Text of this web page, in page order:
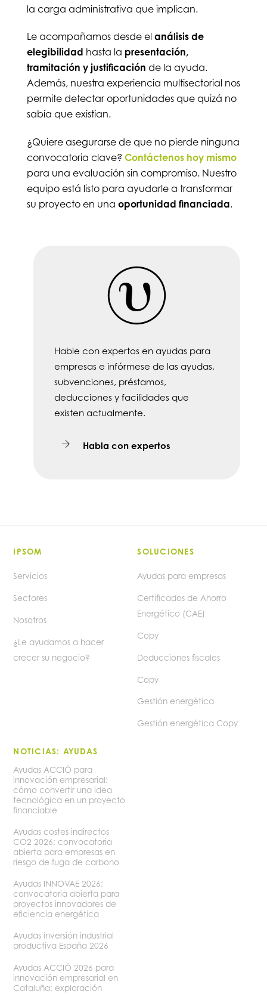
la carga administrativa que implican.
Le acompañamos desde el análisis de
elegibilidad hasta la presentación,
tramitación y justificación de la ayuda.
Además, nuestra experiencia multisectorial nos
permite detectar oportunidades que quizá no
sabía que existían.
¿Quiere asegurarse de que no pierde ninguna
convocatoria clave? Contáctenos hoy mismo
para una evaluación sin compromiso. Nuestro
equipo está listo para ayudarle a transformar
su proyecto en una oportunidad financiada.
Hable con expertos en ayudas para
empresas e infórmese de las ayudas,
subvenciones, préstamos,
deducciones y facilidades que
existen actualmente.
Habla con expertos
IPSOM
Servicios
Sectores
Nosotros
¿Le ayudamos a hacer
crecer su negocio?
SOLUCIONES
Ayudas para empresas
Certificados de Ahorro
Energético (CAE)
Copy
Deducciones fiscales
Copy
Gestión energética
Gestión energética Copy
NOTICIAS: AYUDAS
Ayudas ACCIÓ para
innovación empresarial:
cómo convertir una idea
tecnológica en un proyecto
financiable
Ayudas costes indirectos
CO2 2026: convocatoria
abierta para empresas en
riesgo de fuga de carbono
Ayudas INNOVAE 2026:
convocatoria abierta para
proyectos innovadores de
eficiencia energética
Ayudas inversión industrial
productiva España 2026
Ayudas ACCIÓ 2026 para
innovación empresarial en
Cataluña: exploración